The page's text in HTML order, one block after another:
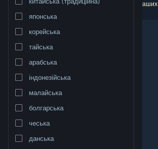
Переглянути повну версію
японська
корейська
тайська
арабська
індонезійська
малайська
болгарська
чеська
данська
Результатів вашого пошуку: 0. Відповідно до ваших
уподобань було виключено 1 найменування.